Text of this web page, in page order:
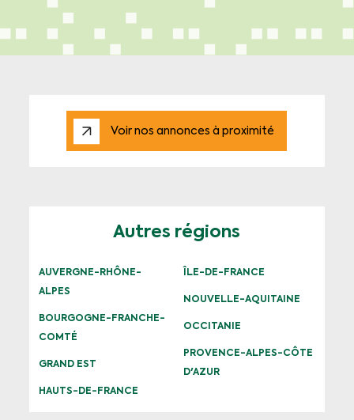
Voir nos annonces à proximité
Autres régions
AUVERGNE-RHÔNE-
ALPES
BOURGOGNE-FRANCHE-
COMTÉ
GRAND EST
HAUTS-DE-FRANCE
ÎLE-DE-FRANCE
NOUVELLE-AQUITAINE
OCCITANIE
PROVENCE-ALPES-CÔTE
D'AZUR